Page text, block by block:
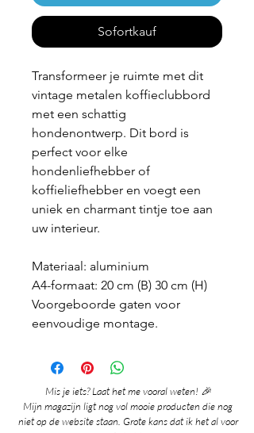
Sofortkauf
Transformeer je ruimte met dit
vintage metalen koffieclubbord
met een schattig
hondenontwerp. Dit bord is
perfect voor elke
hondenliefhebber of
koffieliefhebber en voegt een
uniek en charmant tintje toe aan
uw interieur.
Materiaal: aluminium
A4-formaat: 20 cm (B) 30 cm (H)
Voorgeboorde gaten voor
eenvoudige montage.
Mis je iets? Laat het me vooral weten! 🎉
Mijn magazijn ligt nog vol mooie producten die nog
niet op de website staan. Grote kans dat ik het al voor